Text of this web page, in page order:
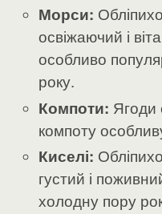
Морси:
освіжаючий і
особливо
року.
Компоти: Ягоди
компоту
Киселі:
густий і
холодну пору